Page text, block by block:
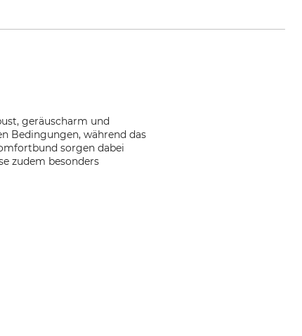
geräuscharm und
Bedingungen, während das
sorgen dabei
zudem besonders